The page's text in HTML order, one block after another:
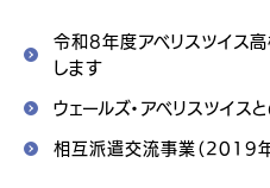
令和8年度アベリスツイス
します
ウェールズ・アベリスツイス
相互派遣交流事業（2019年